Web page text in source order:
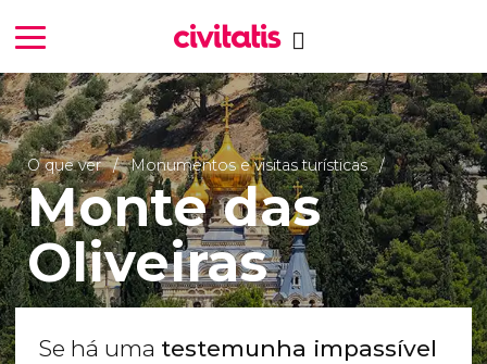
O que ver Monumentos e visitas turísticas
Monte das
Oliveiras
Se há uma testemunha impassível